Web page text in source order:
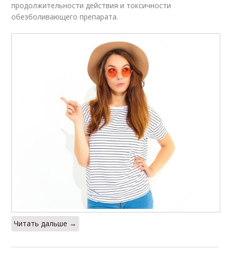
продолжительности действия и токсичности
обезболивающего препарата.
Читать дальше →